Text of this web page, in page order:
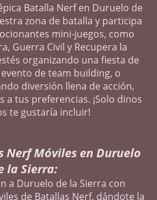
Batalla Nerf en Duruelo de
zona de batalla y participa
mini-juegos, como
Guerra Civil y Recupera la
organizando una fiesta de
de team building, o
diversión llena de acción,
a tus preferencias. ¡Solo dinos
te gustaría incluir!
Nerf Móviles en Duruelo
la Sierra:
a Duruelo de la Sierra con
de Batallas Nerf, dándote la